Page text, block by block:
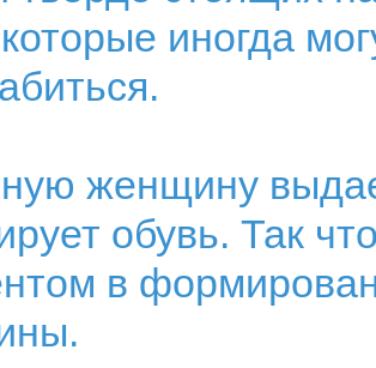
иногда
женщину
обувь. Так
в